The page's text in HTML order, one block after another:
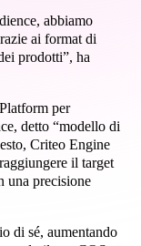
abbiamo
ai format di
prodotti”, ha
per
detto “modello di
Criteo Engine
il target
una precisione
di sé, aumentando